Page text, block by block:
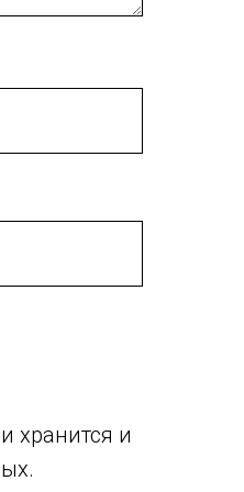
хранится и